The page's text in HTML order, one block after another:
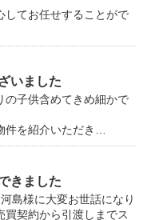
してお任せすることがで
いました
の子供含めてきめ細かで
件を紹介いただき…
きました
島様に大変お世話になり
買契約から引渡しまでス